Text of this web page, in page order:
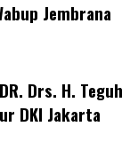
Jembrana
Drs. H. Teguh
DKI Jakarta